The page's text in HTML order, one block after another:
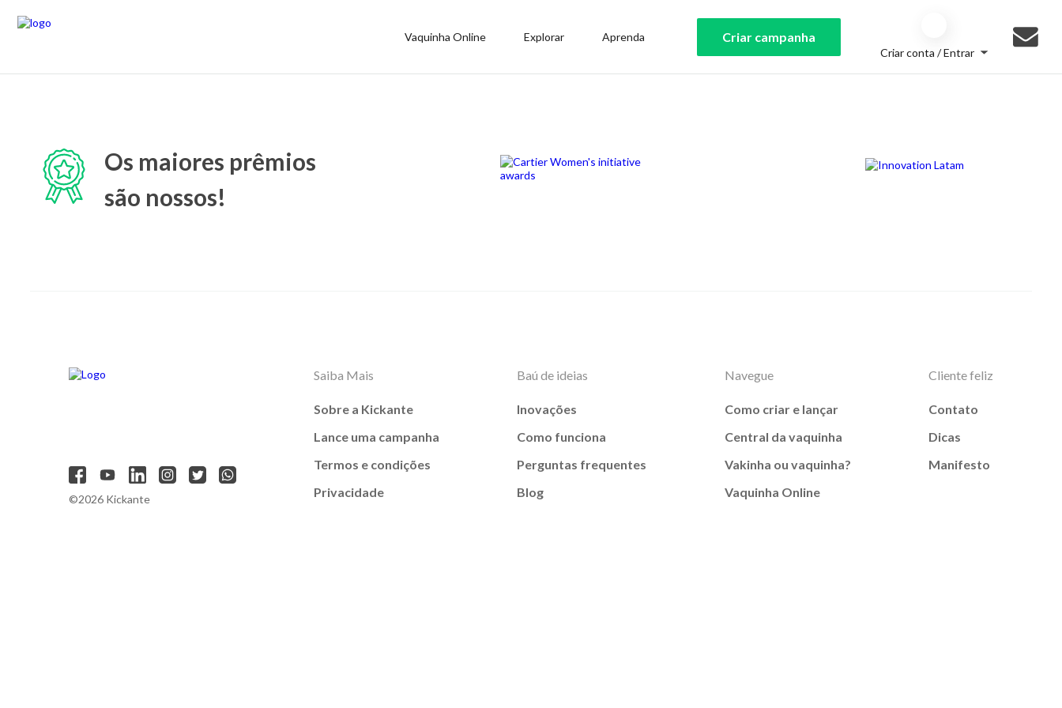
Vaquinha Online Explorar Aprenda Criar campanha
Criar conta / Entrar
Os maiores prêmios
são nossos!
©2026 Kickante
Saiba Mais
Sobre a Kickante
Lance uma campanha
Termos e condições
Privacidade
Baú de ideias
Inovações
Como funciona
Perguntas frequentes
Blog
Navegue
Como criar e lançar
Central da vaquinha
Vakinha ou vaquinha?
Vaquinha Online
Cliente feliz
Contato
Dicas
Manifesto